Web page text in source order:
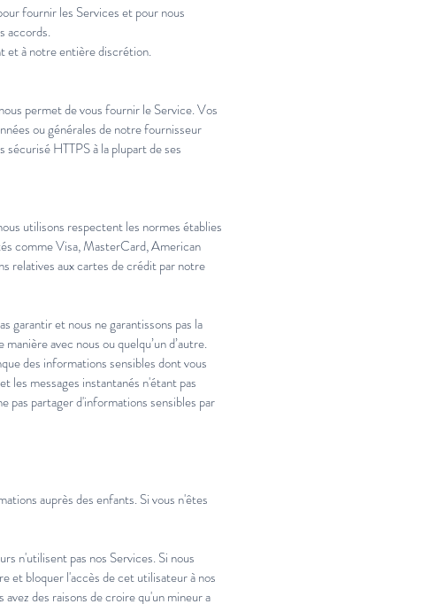
fournir les Services et pour nous
accords.
et à notre entière discrétion.
permet de vous fournir le Service. Vos
ou générales de notre fournisseur
HTTPS à la plupart de ses
utilisons respectent les normes établies
comme Visa, MasterCard, American
relatives aux cartes de crédit par notre
garantir et nous ne garantissons pas la
avec nous ou quelqu’un d’autre.
des informations sensibles dont vous
les messages instantanés n'étant pas
pas partager d'informations sensibles par
auprès des enfants. Si vous n'êtes
n'utilisent pas nos Services. Si nous
et bloquer l'accès de cet utilisateur à nos
des raisons de croire qu'un mineur a